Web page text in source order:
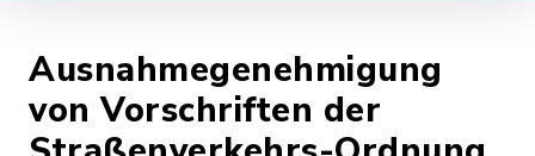
Ausnahmegenehmigung
von Vorschriften der